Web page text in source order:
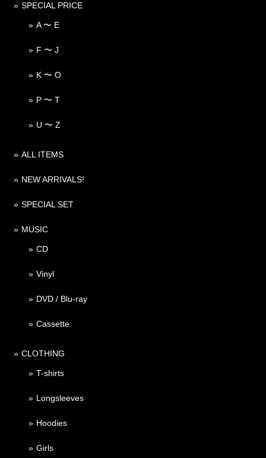
SPECIAL PRICE
A 〜 E
F 〜 J
K 〜 O
P 〜 T
U 〜 Z
ALL ITEMS
NEW ARRIVALS!
SPECIAL SET
MUSIC
CD
Vinyl
DVD / Blu-ray
Cassette
CLOTHING
T-shirts
Longsleeves
Hoodies
Girls